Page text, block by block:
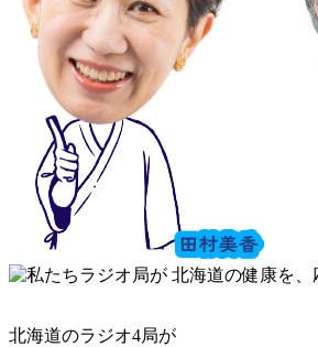
北海道のラジオ4局が